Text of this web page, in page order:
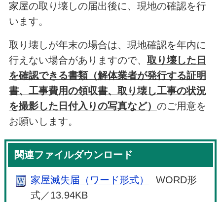
家屋の取り壊しの届出後に、現地の確認を行
います。
取り壊しが年末の場合は、現地確認を年内に
行えない場合がありますので、 取り壊した日
を確認できる書類（解体業者が発行する証明
書、工事費用の領収書、取り壊し工事の状況
を撮影した日付入りの写真など） のご用意を
お願いします。
関連ファイルダウンロード
家屋滅失届（ワード形式）
WORD形
式／13.94KB